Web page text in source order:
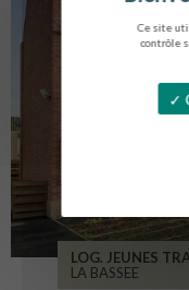
Ce site
contrôle
LOG. JEUNES
LA BASSEE